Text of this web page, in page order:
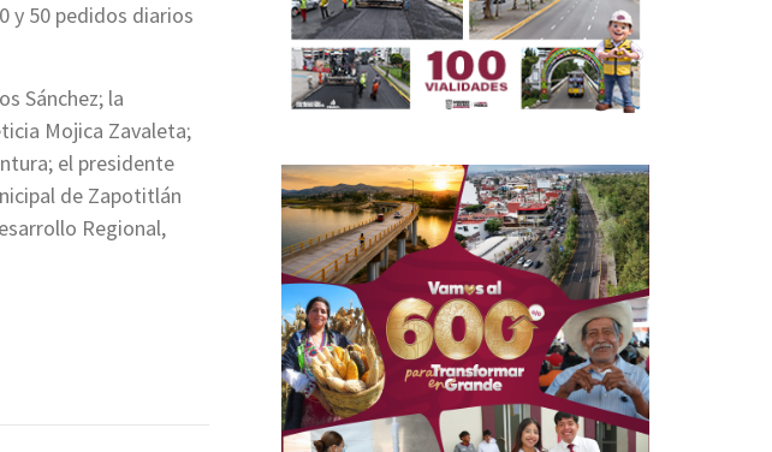
y 50 pedidos diarios
Sánchez; la
Mojica Zavaleta;
el presidente
de Zapotitlán
Regional,